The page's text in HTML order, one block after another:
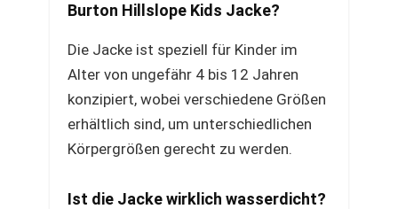
Burton Hillslope Kids Jacke?
Die Jacke ist speziell für Kinder im
Alter von ungefähr 4 bis 12 Jahren
konzipiert, wobei verschiedene Größen
erhältlich sind, um unterschiedlichen
Körpergrößen gerecht zu werden.
Ist die Jacke wirklich wasserdicht?